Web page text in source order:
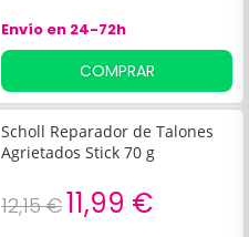
reducción del edema. Su
fórmula contiene aceites
esenciales de ciprés y mirto,
extracto de semillas de
pomelo que calman la zona
tratada aportando sensación
Envío en 24-72h
COMPRAR
Scholl Reparador de Talones
Agrietados Stick 70 g
12,15 €11,99 €